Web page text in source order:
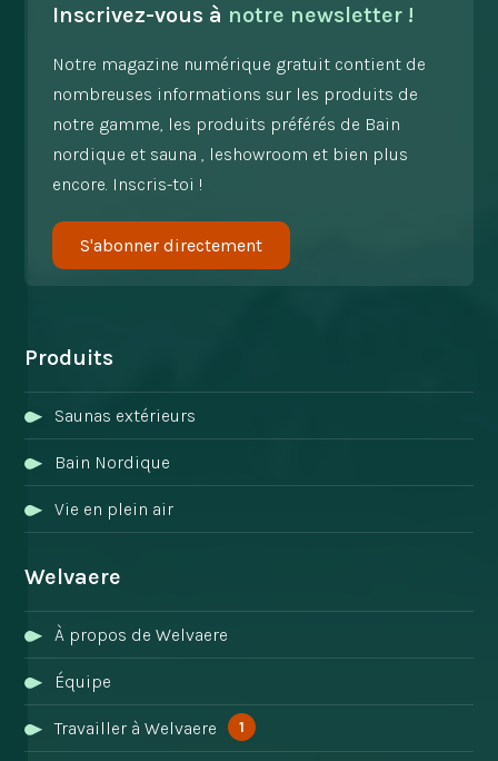
Inscrivez-vous à notre newsletter !
Notre magazine numérique gratuit contient de
nombreuses informations sur les produits de
notre gamme, les produits préférés de Bain
nordique et sauna , leshowroom et bien plus
encore. Inscris-toi !
S'abonner directement
Produits
Saunas extérieurs
Bain Nordique
Vie en plein air
Welvaere
À propos de Welvaere
Équipe
Travailler à Welvaere 1